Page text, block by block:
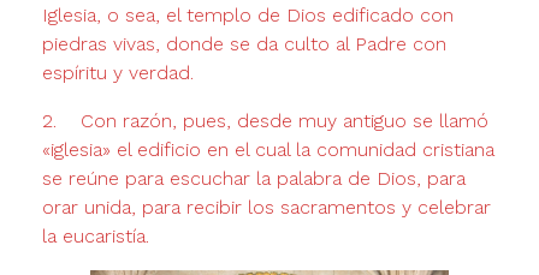
Iglesia, o sea, el templo de Dios edificado con
piedras vivas, donde se da culto al Padre con
espíritu y verdad.
2. Con razón, pues, desde muy antiguo se llamó
«iglesia» el edificio en el cual la comunidad cristiana
se reúne para escuchar la palabra de Dios, para
orar unida, para recibir los sacramentos y celebrar
la eucaristía.